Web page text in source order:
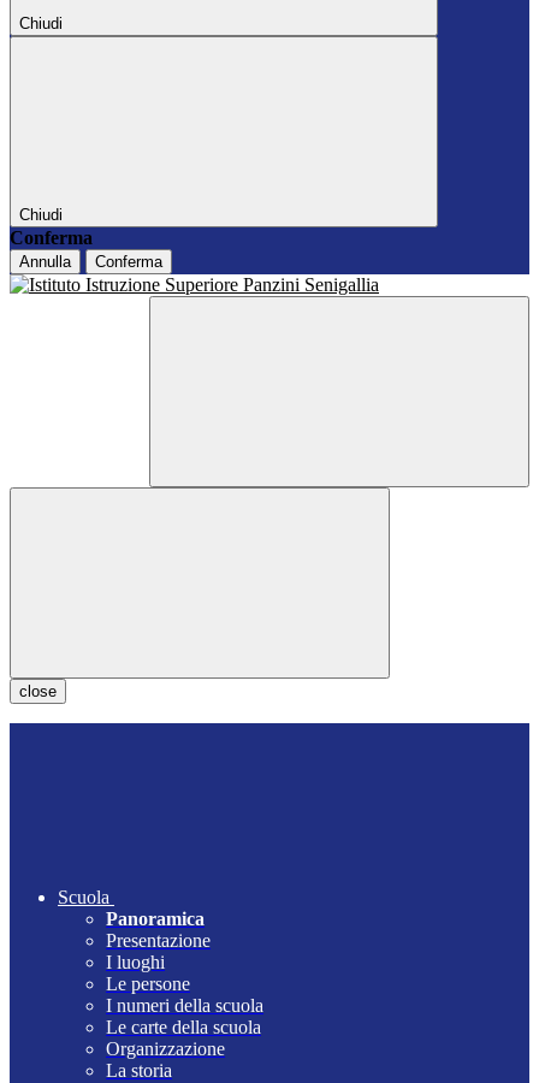
Chiudi
Chiudi
Conferma
Annulla Conferma
close
Scuola
Panoramica
Presentazione
I luoghi
Le persone
I numeri della scuola
Le carte della scuola
Organizzazione
La storia